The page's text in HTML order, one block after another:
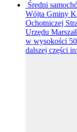
Średni
Wójta Gminy
Ochotniczej
Urzędu
w wysokości
dalszej części